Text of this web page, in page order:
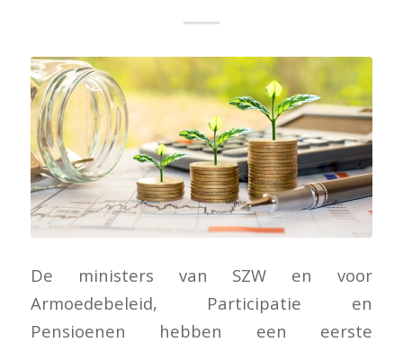
De ministers van SZW en voor
Armoedebeleid, Participatie en
Pensioenen hebben een eerste